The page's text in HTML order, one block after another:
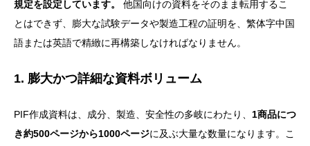
規定を設定しています。
他国向けの資料をそのまま転用するこ
とはできず、膨大な試験データや製造工程の証明を、繁体字中国
語または英語で精緻に再構築しなければなりません。
1. 膨大かつ詳細な資料ボリューム
PIF作成資料は、成分、製造、安全性の多岐にわたり、 1商品につ
き約500ページから1000ページに及ぶ大量な数量になります。こ